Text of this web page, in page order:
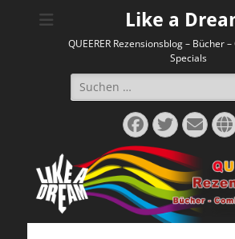
Like a
QUEERER Rezensionsblog – Bücher
Specials
Suchen
nach:
Facebook
E-
Mail